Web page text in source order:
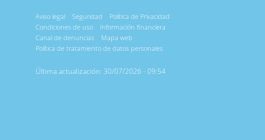
Aviso legal Seguridad
Política de Privacidad
Condiciones de uso
Información financiera
Canal de denuncias
Mapa web
Política de tratamiento de datos personales
Última actualización: 30/07/2026 - 09:54